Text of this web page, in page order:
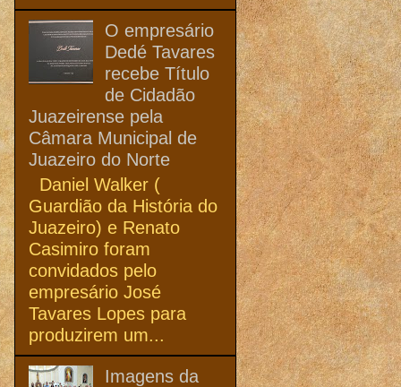
O empresário
Dedé Tavares
recebe Título
de Cidadão
Juazeirense pela
Câmara Municipal de
Juazeiro do Norte
Daniel Walker (
Guardião da História do
Juazeiro) e Renato
Casimiro foram
convidados pelo
empresário José
Tavares Lopes para
produzirem um...
Imagens da